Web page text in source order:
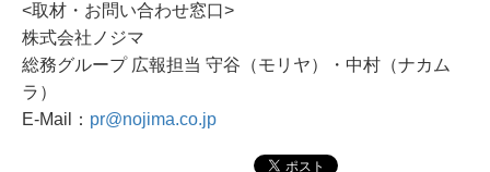
<取材・お問い合わせ窓口>
株式会社ノジマ
総務グループ 広報担当 守谷（モリヤ）・中村（ナカム
ラ）
E-Mail： pr@nojima.co.jp